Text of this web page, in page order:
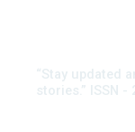
“Stay updated
stories.” ISSN -